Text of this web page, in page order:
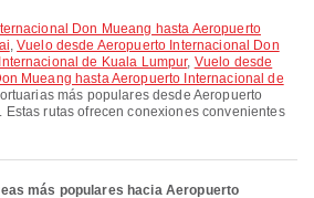
,Vuelo desde Aeropuerto Internacional Don
de Kuala Lumpur, Vuelo desde
Mueang hasta Aeropuerto Internacional de
más populares desde Aeropuerto
Estas rutas ofrecen conexiones convenientes
más populares hacia Aeropuerto